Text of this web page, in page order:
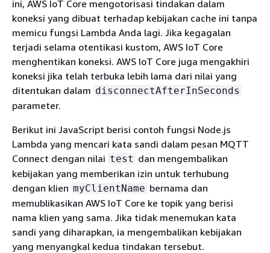
ini, AWS IoT Core mengotorisasi tindakan dalam
koneksi yang dibuat terhadap kebijakan cache ini tanpa
memicu fungsi Lambda Anda lagi. Jika kegagalan
terjadi selama otentikasi kustom, AWS IoT Core
menghentikan koneksi. AWS IoT Core juga mengakhiri
koneksi jika telah terbuka lebih lama dari nilai yang
ditentukan dalam disconnectAfterInSeconds
parameter.
Berikut ini JavaScript berisi contoh fungsi Node.js
Lambda yang mencari kata sandi dalam pesan MQTT
Connect dengan nilai test dan mengembalikan
kebijakan yang memberikan izin untuk terhubung
dengan klien myClientName bernama dan
memublikasikan AWS IoT Core ke topik yang berisi
nama klien yang sama. Jika tidak menemukan kata
sandi yang diharapkan, ia mengembalikan kebijakan
yang menyangkal kedua tindakan tersebut.